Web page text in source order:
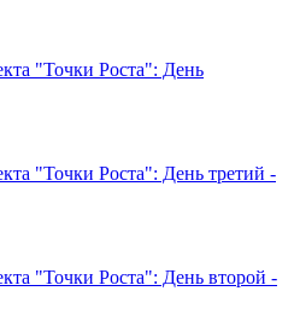
"Точки Роста": День
"Точки Роста": День третий -
"Точки Роста": День второй -